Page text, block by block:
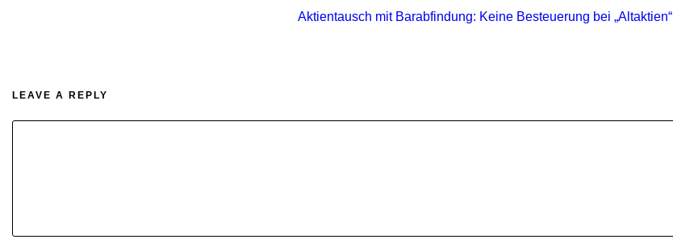
Aktientausch mit Barabfindung: Keine Besteuerung bei „Altaktien“
LEAVE A REPLY